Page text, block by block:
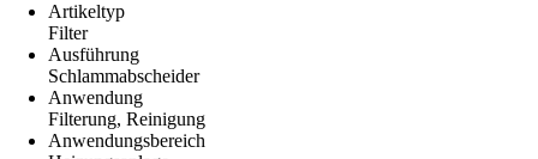
Artikeltyp
Filter
Ausführung
Schlammabscheider
Anwendung
Filterung, Reinigung
Anwendungsbereich